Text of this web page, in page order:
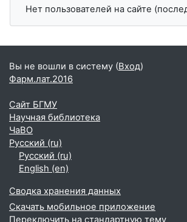
Нет пользователей на сайте
Вы не вошли в систему (Вход)
Фарм.лат.2016
Сайт БГМУ
Научная библиотека
ЧаВО
Русский ‎(ru)‎
Русский ‎(ru)‎
English ‎(en)‎
Сводка хранения данных
Скачать мобильное приложение
Переключить на стандартную тему